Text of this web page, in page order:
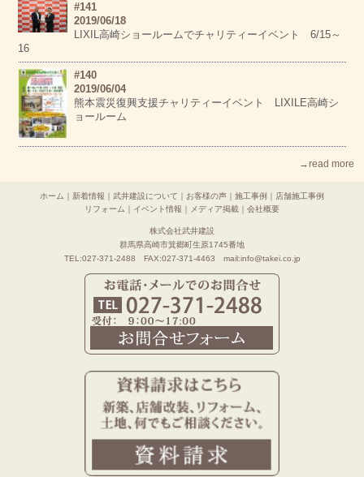
#141
2019/06/18
LIXIL高崎ショールームでチャリティーイベント 6/15～
16
#140
2019/06/04
熊本震災復興支援チャリティーイベント LIXILE高崎シ
ョールーム
→read more
ホーム 新着情報 武井建設について お客様の声 施工事例
店舗施工事例
リフォーム
イベント情報 メディア掲載 会社概要
株式会社武井建設
群馬県高崎市箕郷町生原1745番地
TEL:027-371-2488 FAX:027-371-4463 mail:info@takei.co.jp